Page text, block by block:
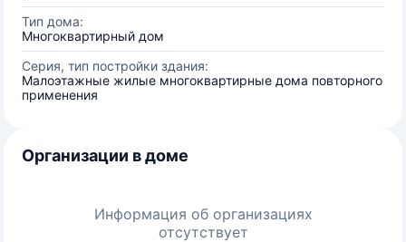
Тип дома:
Многоквартирный дом
Серия, тип постройки здания:
Малоэтажные жилые многоквартирные дома повторного
применения
Организации в доме
Информация об организациях
отсутствует